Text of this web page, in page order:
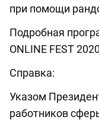
при помощи
Подробная
ONLINE FEST
Справка:
Указом
работников